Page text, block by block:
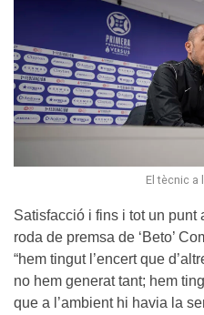
El tècnic a
Satisfacció i fins i tot un punt
roda de premsa de ‘Beto’
“hem tingut l’encert que
no hem generat tant; hem
que a l’ambient hi havia la